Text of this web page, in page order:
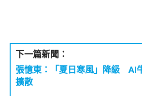
下一篇新聞：
張憶東：「夏日寒風」降級 AI
擴散